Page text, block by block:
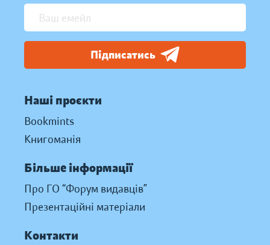
Підписатись
Наші проєкти
Bookmints
Книгоманія
Більше інформації
Про ГО “Форум видавців”
Презентаційні матеріали
Контакти